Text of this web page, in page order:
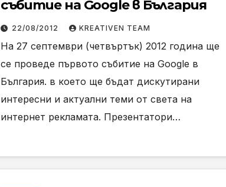
събитие на Google в България
22/08/2012 KREATIVEN TEAM
На 27 септември (четвъртък) 2012 година ще
се проведе първото събитие на Google в
България. в което ще бъдат дискутирани
интересни и актуални теми от света на
интернет рекламата. Презентатори…